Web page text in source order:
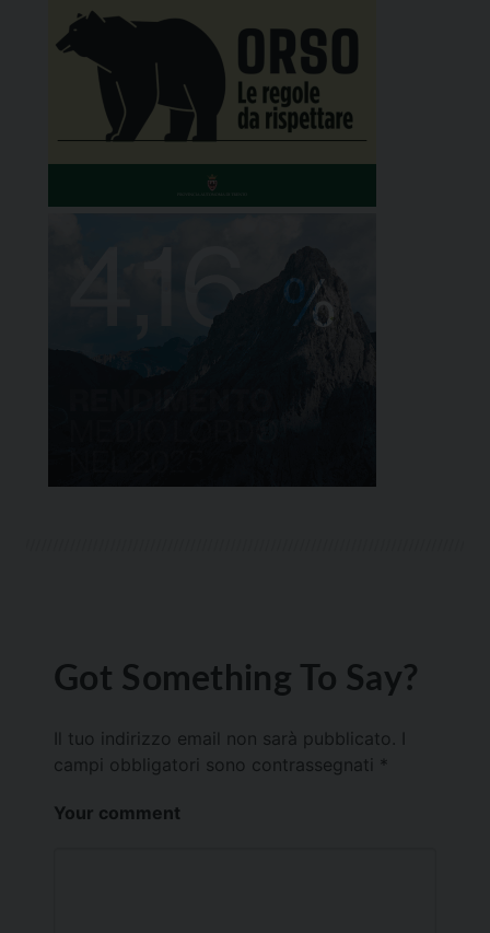
Got Something To Say?
Il tuo indirizzo email non sarà pubblicato.
campi obbligatori sono contrassegnati *
Your comment